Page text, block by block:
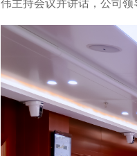
伟主持会议并讲话，公司领